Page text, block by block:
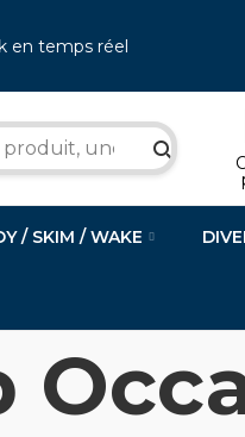
en temps réel
search
/ SKIM / WAKE